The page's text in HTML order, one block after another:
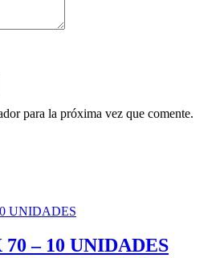
para la próxima vez que comente.
– 10 UNIDADES